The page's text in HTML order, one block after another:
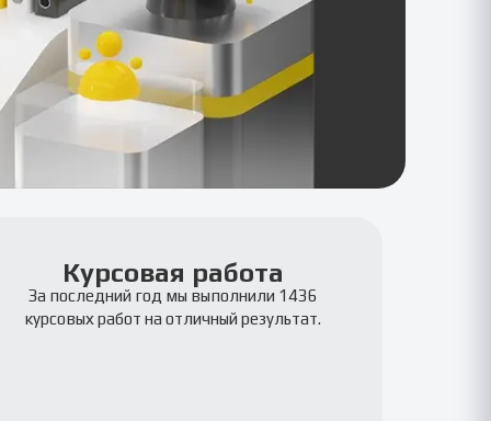
Курсовая работа
За последний год мы выполнили 1436
курсовых работ на отличный результат.